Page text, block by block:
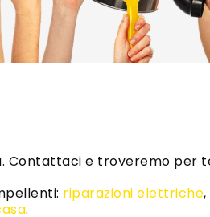
Contattaci e troveremo per
riparazioni elettriche,
.